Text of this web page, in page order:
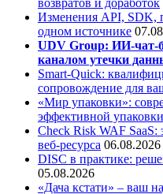
возвратов и доработок
Изменения API, SDK,
одном источнике
UDV Group: ИИ-чат-
каналом утечки
Smart-Quick:
сопровождение для
«Мир упаковки»:
эффективной упаковки
Check Risk WAF SaaS:
веб-ресурса 06.08.2026
DISC в практике:
05.08.2026
«Дача кстати» – ваш